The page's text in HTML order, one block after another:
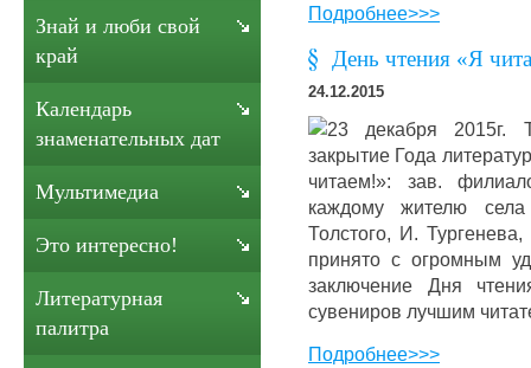
Подробнее>>>
День чтения «Я
24.12.2015
23 декабря 2015г.
закрытие Года
читаем!»: зав.
каждому жителю
Толстого, И.
принято с огромным
заключение Дня
сувениров лучшим
Подробнее>>>
Знай и люби свой
край
Календарь
знаменательных дат
Мультимедиа
Это интересно!
Литературная
палитра